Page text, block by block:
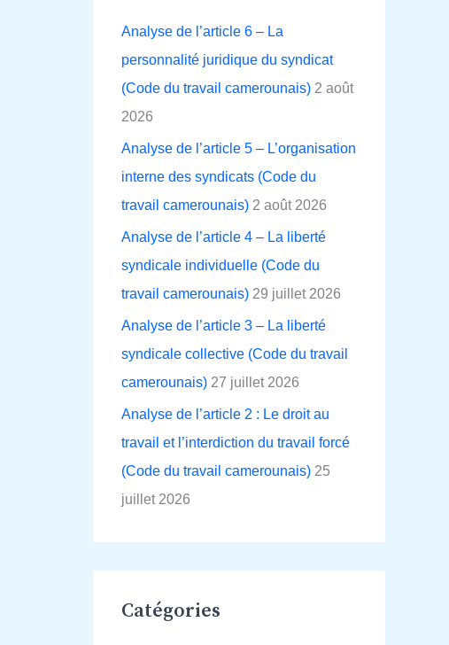
h
e
:
Analyse de l’article 6 – La
personnalité juridique du syndicat
(Code du travail camerounais) 2 août
2026
Analyse de l’article 5 – L’organisation
interne des syndicats (Code du
travail camerounais) 2 août 2026
Analyse de l’article 4 – La liberté
syndicale individuelle (Code du
travail camerounais) 29 juillet 2026
Analyse de l’article 3 – La liberté
syndicale collective (Code du travail
camerounais) 27 juillet 2026
Analyse de l’article 2 : Le droit au
travail et l’interdiction du travail forcé
(Code du travail camerounais) 25
juillet 2026
Catégories